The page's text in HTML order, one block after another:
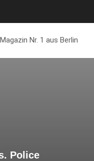
Police